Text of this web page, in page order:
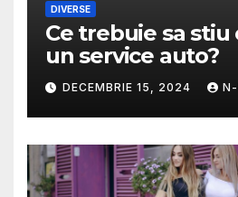
DIVERSE
Ce trebuie sa stiu
un service auto?
DECEMBRIE 15, 2024